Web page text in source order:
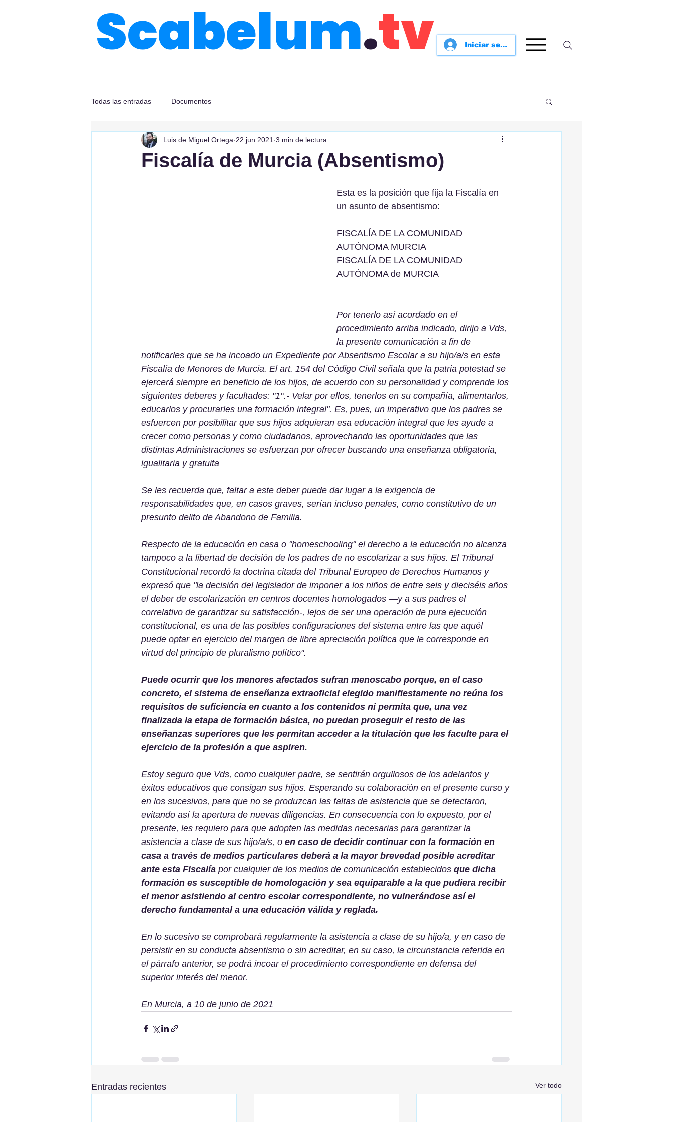
Scabelum.tv Iniciar sesión
Todas las entradas Documentos
Fiscalía de Murcia (Absentismo)
Luis de Miguel Ortega 22 jun 2021 3 min de lectura
Esta es la posición que fija la Fiscalía en
un asunto de absentismo:
FISCALÍA DE LA COMUNIDAD
AUTÓNOMA MURCIA
FISCALÍA DE LA COMUNIDAD
AUTÓNOMA de MURCIA
Por tenerlo así acordado en el
procedimiento arriba indicado, dirijo a Vds,
la presente comunicación a fin de
notificarles que se ha incoado un Expediente por Absentismo Escolar a su hijo/a/s en esta
Fiscalía de Menores de Murcia. El art. 154 del Código Civil señala que la patria potestad se
ejercerá siempre en beneficio de los hijos, de acuerdo con su personalidad y comprende los
siguientes deberes y facultades: "1°.- Velar por ellos, tenerlos en su compañía, alimentarlos,
educarlos y procurarles una formación integral". Es, pues, un imperativo que los padres se
esfuercen por posibilitar que sus hijos adquieran esa educación integral que les ayude a
crecer como personas y como ciudadanos, aprovechando las oportunidades que las
distintas Administraciones se esfuerzan por ofrecer buscando una enseñanza obligatoria,
igualitaria y gratuita
Se les recuerda que, faltar a este deber puede dar lugar a la exigencia de
responsabilidades que, en casos graves, serían incluso penales, como constitutivo de un
presunto delito de Abandono de Familia.
Respecto de la educación en casa o "homeschooling" el derecho a la educación no alcanza
tampoco a la libertad de decisión de los padres de no escolarizar a sus hijos. El Tribunal
Constitucional recordó la doctrina citada del Tribunal Europeo de Derechos Humanos y
expresó que "la decisión del legislador de imponer a los niños de entre seis y dieciséis años
el deber de escolarización en centros docentes homologados —y a sus padres el
correlativo de garantizar su satisfacción-, lejos de ser una operación de pura ejecución
constitucional, es una de las posibles configuraciones del sistema entre las que aquél
puede optar en ejercicio del margen de libre apreciación política que le corresponde en
virtud del principio de pluralismo político".
Puede ocurrir que los menores afectados sufran menoscabo porque, en el caso
concreto, el sistema de enseñanza extraoficial elegido manifiestamente no reúna los
requisitos de suficiencia en cuanto a los contenidos ni permita que, una vez
finalizada la etapa de formación básica, no puedan proseguir el resto de las
enseñanzas superiores que les permitan acceder a la titulación que les faculte para el
ejercicio de la profesión a que aspiren.
Estoy seguro que Vds, como cualquier padre, se sentirán orgullosos de los adelantos y
éxitos educativos que consigan sus hijos. Esperando su colaboración en el presente curso y
en los sucesivos, para que no se produzcan las faltas de asistencia que se detectaron,
evitando así la apertura de nuevas diligencias. En consecuencia con lo expuesto, por el
presente, les requiero para que adopten las medidas necesarias para garantizar la
asistencia a clase de sus hijo/a/s, o en caso de decidir continuar con la formación en
casa a través de medios particulares deberá a la mayor brevedad posible acreditar
ante esta Fiscalía por cualquier de los medios de comunicación establecidos que dicha
formación es susceptible de homologación y sea equiparable a la que pudiera recibir
el menor asistiendo al centro escolar correspondiente, no vulnerándose así el
derecho fundamental a una educación válida y reglada.
En lo sucesivo se comprobará regularmente la asistencia a clase de su hijo/a, y en caso de
persistir en su conducta absentismo o sin acreditar, en su caso, la circunstancia referida en
el párrafo anterior, se podrá incoar el procedimiento correspondiente en defensa del
superior interés del menor.
En Murcia, a 10 de junio de 2021
Entradas recientes Ver todo